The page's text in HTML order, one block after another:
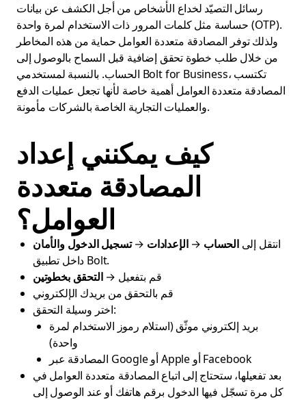
رسائل التصيّد لخداع الأشخاص من أجل الكشف عن بيانات
حساسة مثل كلمات المرور ذات الاستخدام لمرة واحدة (OTP).
ولذلك توفر المصادقة متعددة العوامل حماية من هذه المخاطر
من خلال طلب خطوة تحقق إضافية قبل السماح بالوصول إلى
الحساب. بالنسبة لمستخدمي Bolt for Business، تكتسب
المصادقة متعددة العوامل أهمية خاصة لأنها تجعل عمليات الدفع
والعمليات التجارية الخاصة بالشركات مأمونة.
كيف يمكنني إعداد
المصادقة متعددة
العوامل؟
انتقل إلىالحساب →الإعدادات →تسجيل الدخول والأمان
داخل تطبيق Bolt.
قم بتفعيل →التحقق بخطوتين
قم بالتحقق من بريدك الإلكتروني
اختر وسيلة التحقق:
بريد إلكتروني موثّق (استلام رموز الاستخدام لمرة
واحدة)
المصادقة عبر Google أو Apple أو Facebook
بعد تفعيلها، ستحتاج إلى اتباع المصادقة متعددة العوامل في
كل مرة تسجّل فيها الدخول برقم هاتفك أو عند الوصول إلى